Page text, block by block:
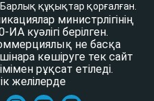
құқықтар қорғалған.
министрлігінің
куәлігі берілген.
не басқа
көшіруге тек сайт
рұқсат етіледі.
желілерде